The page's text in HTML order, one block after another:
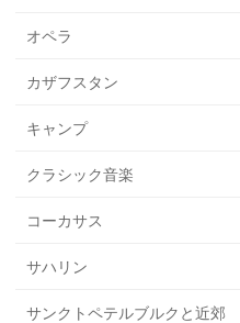
オペラ
カザフスタン
キャンプ
クラシック音楽
コーカサス
サハリン
サンクトペテルブルクと近郊